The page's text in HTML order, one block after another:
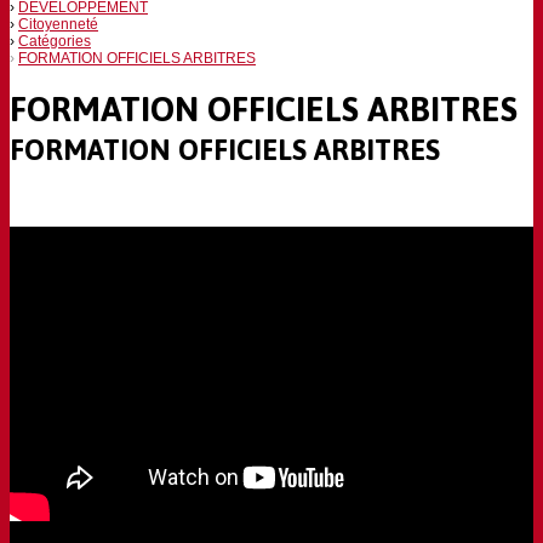
DEVELOPPEMENT
Citoyenneté
Catégories
FORMATION OFFICIELS ARBITRES
FORMATION OFFICIELS ARBITRES
FORMATION OFFICIELS ARBITRES